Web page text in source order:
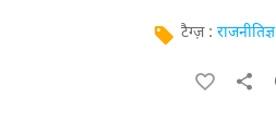
टैग्ज़ : राजनीतिज्ञ